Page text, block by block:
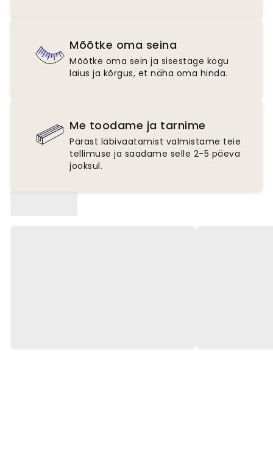
Mõõtke oma seina
Mõõtke oma sein ja sisestage kogu
laius ja kõrgus, et näha oma hinda.
Me toodame ja tarnime
Pärast läbivaatamist valmistame teie
tellimuse ja saadame selle 2-5 päeva
jooksul.